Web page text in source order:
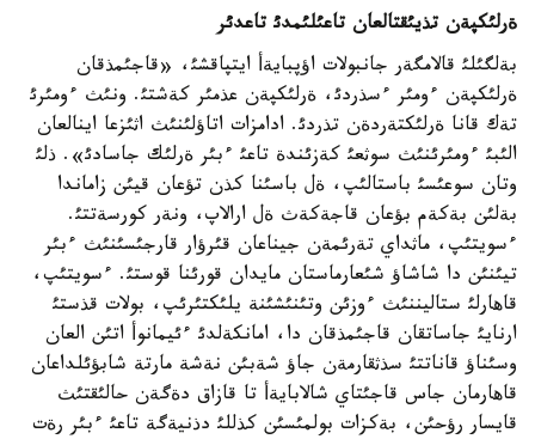
ةرلئكپةن تذيئقتالعان تاعئلئمدئ تاعدئر
بةلگئلئ قالامگةر جانبولات اؤپبايةأ ايتپاقشئ، «قاجئمذقان
ةرلئكپةن ءومئر ءسذردئ، ةرلئكپةن عذمئر كةشتئ. ونئث ءومئرئ
تةك قانا ةرلئكتةردةن تذردئ. ادامزات اتاؤلئنئث اثئزعا اينالعان
الئبئ ءومئرئنئث سوثعئ كةزئندة تاعئ ءبئر ةرلئك جاسادئ». ذلئ
وتان سوعئسئ باستالئپ، ةل باسئنا كذن تؤعان قيئن زاماندا
بةلئن بةكةم بؤعان قاجةكةث ةل ارالاپ، ونةر كورسةتتئ.
ءسويتئپ، ماثداي تةرئمةن جيناعان قئرؤار قارجئسئنئث ءبئر
تيئنئن دا شاشاؤ شئعارماستان مايدان قورئنا قوستئ. ءسويتئپ،
قاهارلئ ستاليننئث ءوزئن وتئنئشئنة يلئكتئرئپ، بولات قذستئ
ارنايئ جاساتقان قاجئمذقان دا، امانكةلدئ ءئيمانوأ اتئن العان
وسئناؤ قاناتتئ سذثقارمةن جاؤ شةبئن نةشة مارتة شابؤئلداعان
قاهارمان جاس قاجئتاي شالابايةأ تا قازاق دةگةن حالئقتئث
قايسار رؤحئن، بةكزات بولمئسئن كذللئ دذنيةگة تاعئ ءبئر رةت